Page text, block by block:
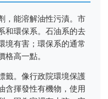
，能溶解油性污漬。市
和環保系。石油系的去
境有害；環保系的通常
高一點。
籤。像行政院環境保護
含揮發性有機物，使用